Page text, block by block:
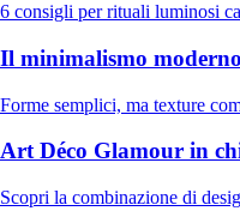
6 consigli per rituali luminosi
Il minimalismo
Forme semplici, ma texture
Art Déco Glamour in
Scopri la combinazione di